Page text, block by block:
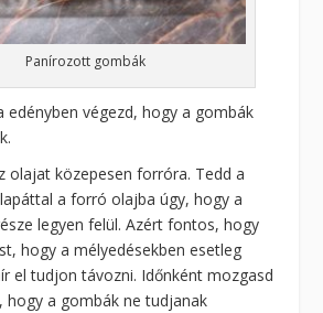
Panírozott gombák
edényben végezd, hogy a gombák
olajat közepesen forróra. Tedd a
a forró olajba úgy, hogy a
legyen felül. Azért fontos, hogy
hogy a mélyedésekben esetleg
el tudjon távozni. Időnként mozgasd
hogy a gombák ne tudjanak